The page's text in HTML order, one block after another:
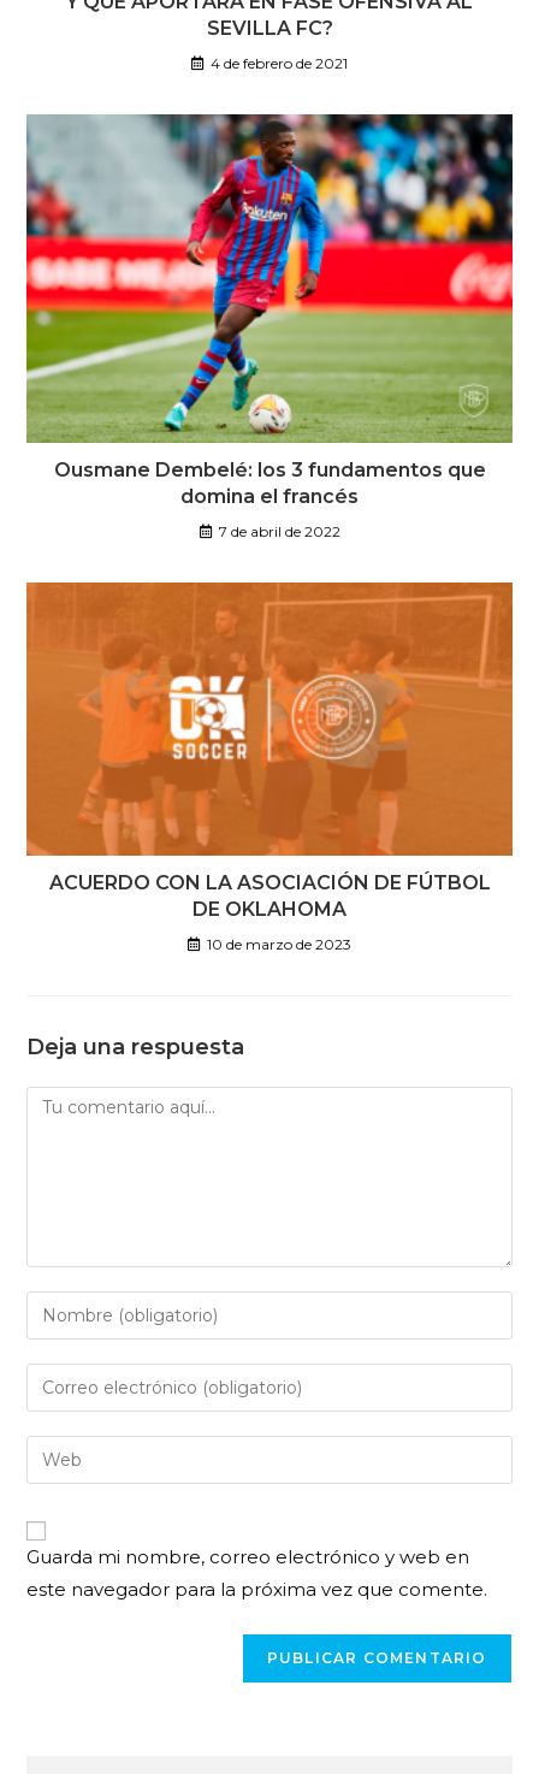
SEVILLA FC?
4 de febrero de 2021
Ousmane Dembelé: los 3 fundamentos que
domina el francés
7 de abril de 2022
ACUERDO CON LA ASOCIACIÓN DE FÚTBOL
DE OKLAHOMA
10 de marzo de 2023
Deja una respuesta
Guarda mi nombre, correo electrónico y web en
este navegador para la próxima vez que comente.